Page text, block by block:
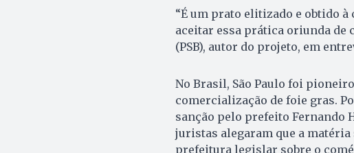
“É um prato elitizado e obtido
aceitar essa prática oriunda de
(PSB), autor do projeto, em
No Brasil, São Paulo foi
comercialização de foie gras.
sanção pelo prefeito Fernando
juristas alegaram que a
prefeitura legislar sobre o